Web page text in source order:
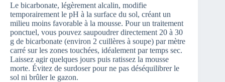
Le bicarbonate, légèrement alcalin, modifie
temporairement le pH à la surface du sol, créant un
milieu moins favorable à la mousse. Pour un traitement
ponctuel, vous pouvez saupoudrer directement 20 à 30
g de bicarbonate (environ 2 cuillères à soupe) par mètre
carré sur les zones touchées, idéalement par temps sec.
Laissez agir quelques jours puis ratissez la mousse
morte. Évitez de surdoser pour ne pas déséquilibrer le
sol ni brûler le gazon.